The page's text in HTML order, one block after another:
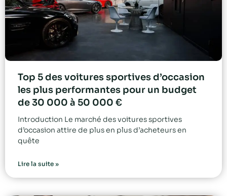
Top 5 des voitures sportives d’occasion
les plus performantes pour un budget
de 30 000 à 50 000 €
Introduction Le marché des voitures sportives
d’occasion attire de plus en plus d’acheteurs en
quête
Lire la suite »